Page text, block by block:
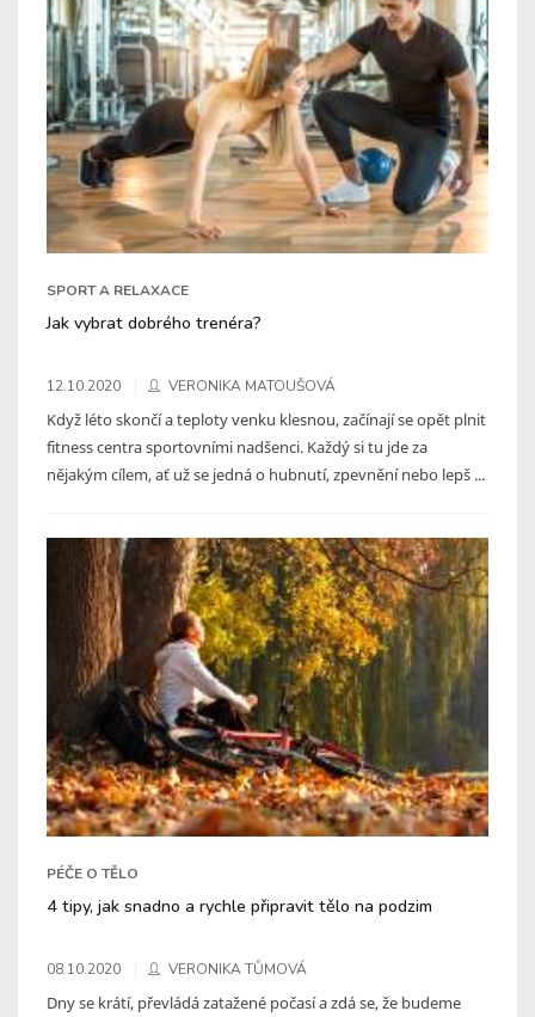
SPORT A RELAXACE
Jak vybrat dobrého trenéra?
12.10.2020 VERONIKA MATOUŠOVÁ
Když léto skončí a teploty venku klesnou, začínají se opět plnit
fitness centra sportovními nadšenci. Každý si tu jde za
nějakým cílem, ať už se jedná o hubnutí, zpevnění nebo lepš ...
PÉČE O TĚLO
4 tipy, jak snadno a rychle připravit tělo na podzim
08.10.2020 VERONIKA TŮMOVÁ
Dny se krátí, převládá zatažené počasí a zdá se, že budeme